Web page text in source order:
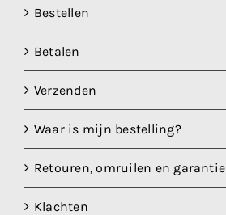
Bestellen
Betalen
Verzenden
Waar is mijn bestelling?
Retouren, omruilen en garantie
Klachten